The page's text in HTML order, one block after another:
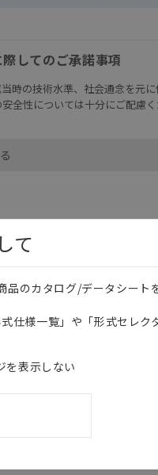
してのご承諾事項
時の技術水準、社会通念を元
全性については十分にご配慮
される場合には、システム全
よび本製品が全体の中で意図
ですので、ご採用に際しては
は入手困難なものもそのま
て
のカタログ/データシート
仕様一覧」や「形式セレク
を表示しない